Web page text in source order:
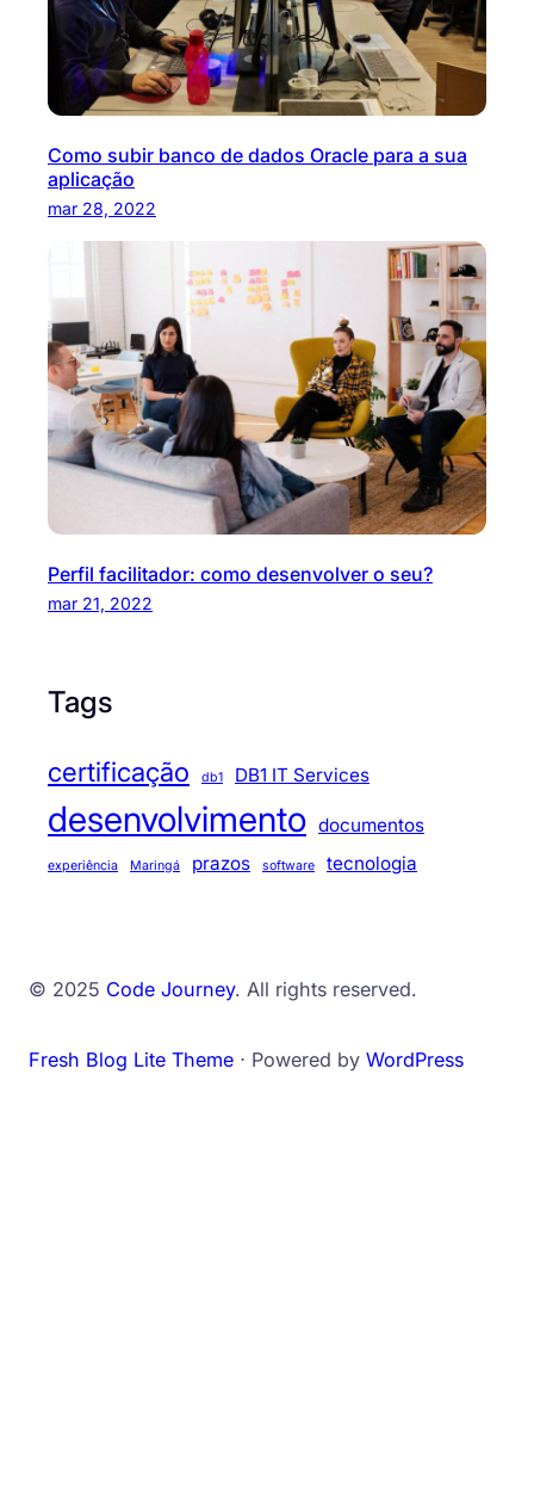
Como subir banco de dados Oracle para a sua
aplicação
mar 28, 2022
Perfil facilitador: como desenvolver o seu?
mar 21, 2022
Tags
certificação db1 DB1 IT Services
desenvolvimento documentos
experiência Maringá prazos software tecnologia
© 2025 Code Journey. All rights reserved.
Fresh Blog Lite Theme ⋅ Powered by WordPress